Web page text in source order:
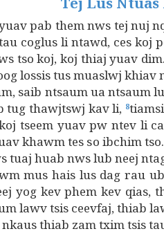
pab them nws tej nuj
coglus li ntawd, ces koj
tso koj, koj thiaj yuav dim.
lossis tus muaslwj khiav
saib ntsaum ua ntsaum
tug thawjtswj kav li, 8
tseem yuav pw ntev li
khawm tes so ibchim
tuaj huab nws lub neej
mus hais lus dag rau
yog kev phem kev
lawv tsis ceevfaj, thiab
thiab zam txim tsis